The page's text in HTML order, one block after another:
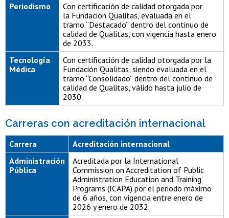
Periodismo
Con certificación de calidad otorgada por
la Fundación Qualitas, evaluada en el
tramo “Destacado” dentro del continuo de
calidad de Qualitas, con vigencia hasta enero
de 2033.
Tecnología
Médica
Con certificación de calidad otorgada por la
Fundación Qualitas, siendo evaluada en el
tramo “Consolidado” dentro del continuo de
calidad de Qualitas, válido hasta julio de
2030.
Carreras con acreditación internacional
Carrera
Acreditación internacional
Administración
Pública
Acreditada por la International
Commission on Accreditation of Public
Administration Education and Training
Programs (ICAPA) por el periodo máximo
de 6 años, con vigencia entre enero de
2026 y enero de 2032.